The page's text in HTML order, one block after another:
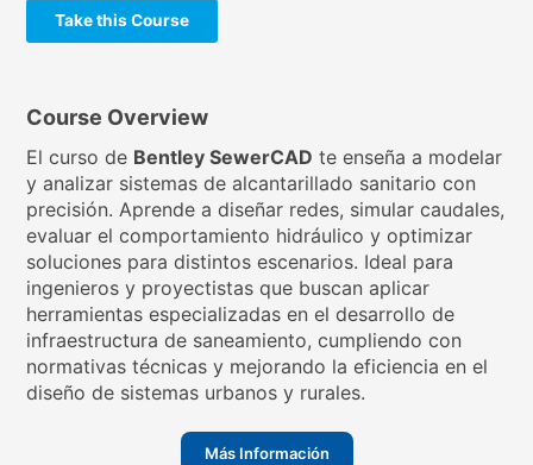
Take this Course
Course Overview
El curso de Bentley SewerCAD te enseña a modelar
y analizar sistemas de alcantarillado sanitario con
precisión. Aprende a diseñar redes, simular caudales,
evaluar el comportamiento hidráulico y optimizar
soluciones para distintos escenarios. Ideal para
ingenieros y proyectistas que buscan aplicar
herramientas especializadas en el desarrollo de
infraestructura de saneamiento, cumpliendo con
normativas técnicas y mejorando la eficiencia en el
diseño de sistemas urbanos y rurales.
Más Información